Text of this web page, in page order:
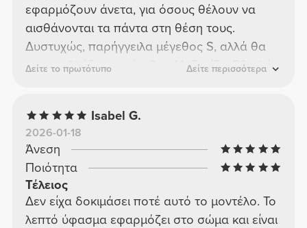
εφαρμόζουν άνετα, για όσους θέλουν να
αισθάνονται τα πάντα στη θέση τους.
Δυστυχώς, παρήγγειλα μέγεθος S, αλλά θα
το ανταλλάξω με μέγεθος M (ζυγίζω 53 κιλά,
Δείτε το πρωτότυπο Δείτε περισσότερα
Isabel G.
2026-01-18
Άνεση
Ποιότητα
Τέλειος
Δεν είχα δοκιμάσει ποτέ αυτό το μοντέλο. Το
λεπτό ύφασμα εφαρμόζει στο σώμα και είναι